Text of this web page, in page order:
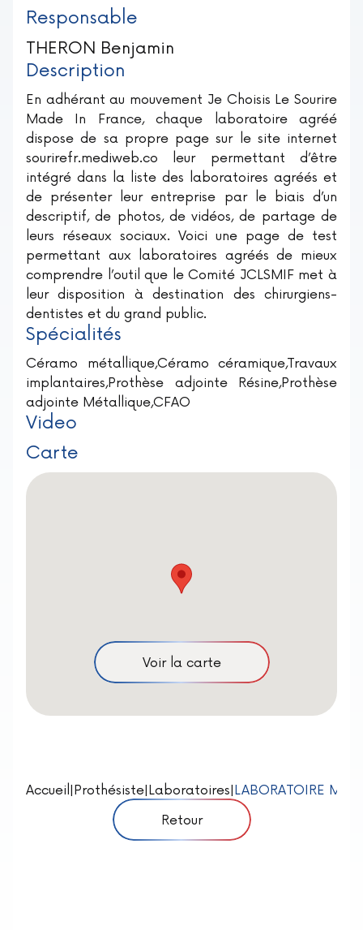
Responsable
THERON Benjamin
Description
En adhérant au mouvement Je Choisis Le Sourire
Made In France, chaque laboratoire agréé
dispose de sa propre page sur le site internet
sourirefr.mediweb.co leur permettant d’être
intégré dans la liste des laboratoires agréés et
de présenter leur entreprise par le biais d’un
descriptif, de photos, de vidéos, de partage de
leurs réseaux sociaux. Voici une page de test
permettant aux laboratoires agréés de mieux
comprendre l’outil que le Comité JCLSMIF met à
leur disposition à destination des chirurgiens-
dentistes et du grand public.
Spécialités
Céramo métallique,Céramo céramique,Travaux
implantaires,Prothèse adjointe Résine,Prothèse
adjointe Métallique,CFAO
Video
Carte
Voir la carte
Accueil Prothésiste Laboratoires LABORATOIRE
Retour